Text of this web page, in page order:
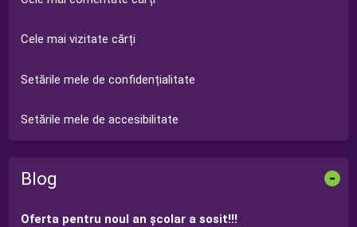
Cele mai vizitate cărți
Setările mele de confidențialitate
Setările mele de accesibilitate
Blog -
Oferta pentru noul an şcolar a sosit!!!